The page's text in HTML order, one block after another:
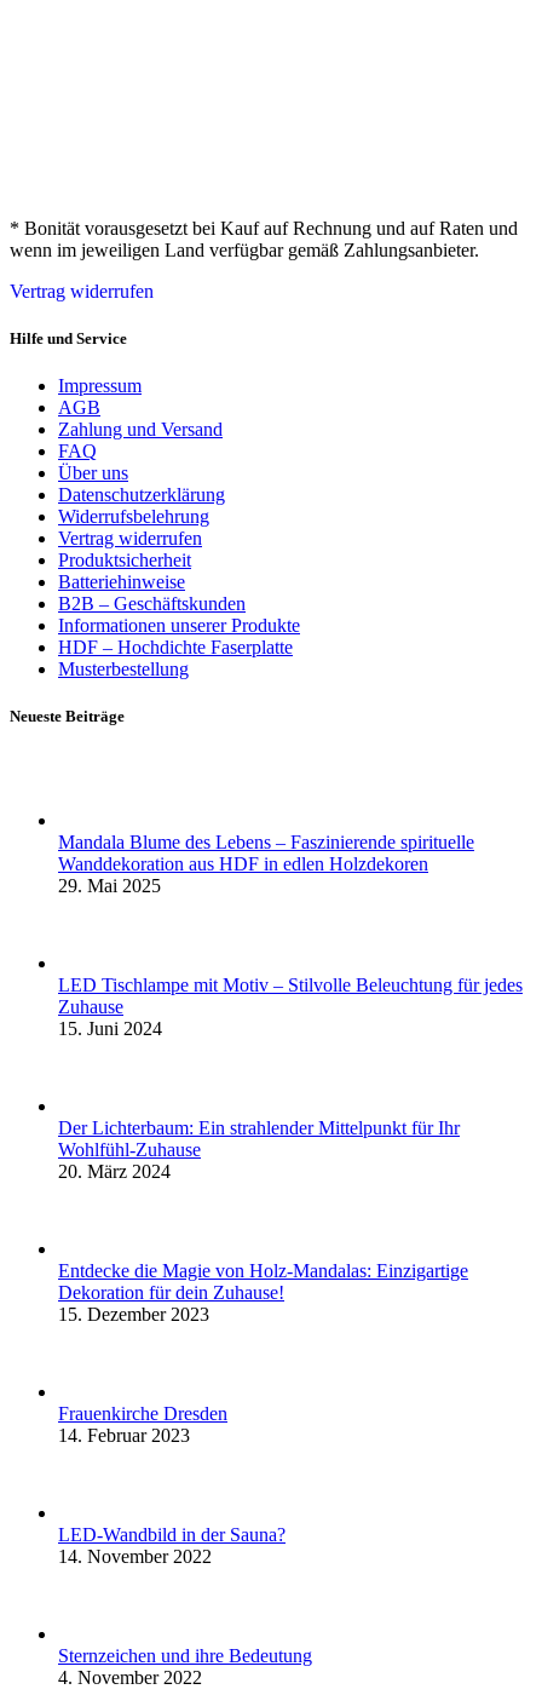
* Bonität vorausgesetzt bei Kauf auf Rechnung und auf Raten und
wenn im jeweiligen Land verfügbar gemäß Zahlungsanbieter.
Vertrag widerrufen
Hilfe und Service
Impressum
AGB
Zahlung und Versand
FAQ
Über uns
Datenschutzerklärung
Widerrufsbelehrung
Vertrag widerrufen
Produktsicherheit
Batteriehinweise
B2B – Geschäftskunden
Informationen unserer Produkte
HDF – Hochdichte Faserplatte
Musterbestellung
Neueste Beiträge
Mandala Blume des Lebens – Faszinierende spirituelle
Wanddekoration aus HDF in edlen Holzdekoren
29. Mai 2025
LED Tischlampe mit Motiv – Stilvolle Beleuchtung für jedes
Zuhause
15. Juni 2024
Der Lichterbaum: Ein strahlender Mittelpunkt für Ihr
Wohlfühl-Zuhause
20. März 2024
Entdecke die Magie von Holz-Mandalas: Einzigartige
Dekoration für dein Zuhause!
15. Dezember 2023
Frauenkirche Dresden
14. Februar 2023
LED-Wandbild in der Sauna?
14. November 2022
Sternzeichen und ihre Bedeutung
4. November 2022